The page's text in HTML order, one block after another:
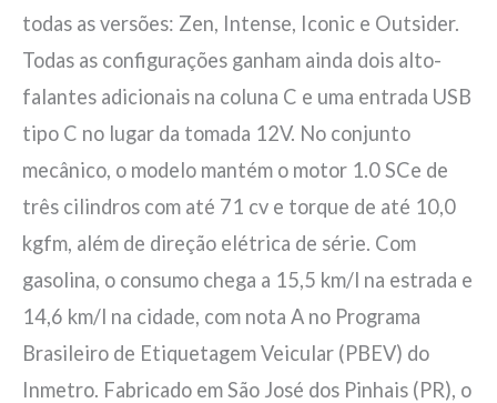
todas as versões: Zen, Intense, Iconic e Outsider.
Todas as configurações ganham ainda dois alto-
falantes adicionais na coluna C e uma entrada USB
tipo C no lugar da tomada 12V. No conjunto
mecânico, o modelo mantém o motor 1.0 SCe de
três cilindros com até 71 cv e torque de até 10,0
kgfm, além de direção elétrica de série. Com
gasolina, o consumo chega a 15,5 km/l na estrada e
14,6 km/l na cidade, com nota A no Programa
Brasileiro de Etiquetagem Veicular (PBEV) do
Inmetro. Fabricado em São José dos Pinhais (PR), o